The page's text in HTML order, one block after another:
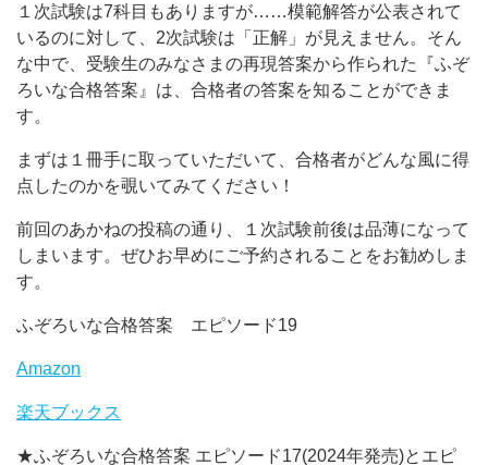
１次試験は7科目もありますが……模範解答が公表されて
いるのに対して、2次試験は「正解」が見えません。そん
な中で、受験生のみなさまの再現答案から作られた『ふぞ
ろいな合格答案』は、合格者の答案を知ることができま
す。
まずは１冊手に取っていただいて、合格者がどんな風に得
点したのかを覗いてみてください！
前回のあかねの投稿の通り、１次試験前後は品薄になって
しまいます。ぜひお早めにご予約されることをお勧めしま
す。
ふぞろいな合格答案 エピソード19
Amazon
楽天ブックス
★ふぞろいな合格答案 エピソード17(2024年発売)とエピ